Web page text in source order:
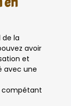
de la
avoir
et
avec une
compétant